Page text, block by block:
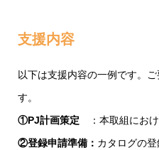
支援内容
以下は支援内容の一例です。
す。
①PJ計画策定
：本取組にお
②登録申請準備： カタログの